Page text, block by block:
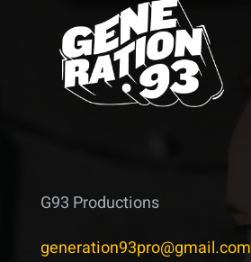
G93 Productions
generation93pro@gmail.com